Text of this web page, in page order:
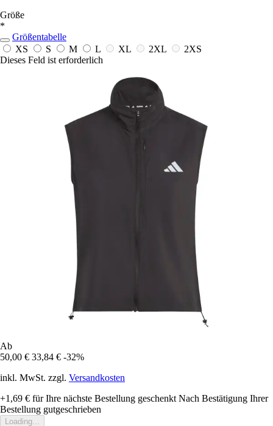
Größe
*
Größentabelle
XS
S M L XL 2XL
2XS
Dieses Feld ist erforderlich
Ab
50,00 € 33,84 € -32%
inkl. MwSt. zzgl. Versandkosten
+1,69 € für Ihre nächste Bestellung geschenkt Nach Bestätigung Ihrer
Bestellung gutgeschrieben
Loading...